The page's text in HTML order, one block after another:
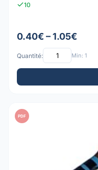
10
0.40€ – 1.05€
Quantité: Min: 1
PDF